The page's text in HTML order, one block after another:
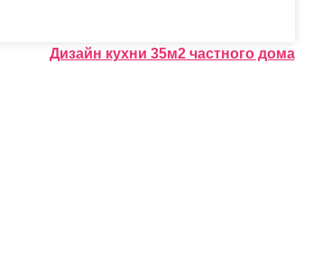
Дизайн кухни 35м2 частного дома